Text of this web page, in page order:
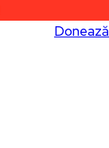
Donează